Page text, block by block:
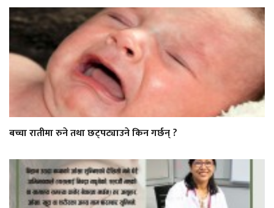
बच्चा रातीमा रुने तथा छट्पट्याउने किन गर्छन् ?